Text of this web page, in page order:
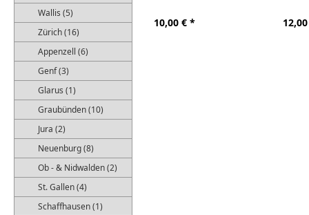
Wallis (5)
Zürich (16)
Appenzell (6)
Genf (3)
Glarus (1)
Graubünden (10)
Jura (2)
Neuenburg (8)
Ob - & Nidwalden (2)
St. Gallen (4)
Schaffhausen (1)
10,00 € * 12,00